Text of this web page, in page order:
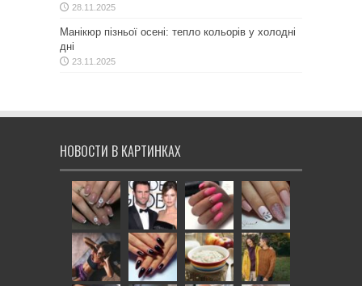
28.11.2025
Манікюр пізньої осені: тепло кольорів у холодні
дні
23.11.2025
НОВОСТИ В КАРТИНКАХ